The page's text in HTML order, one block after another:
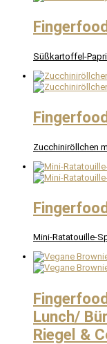
Fingerfood
Süßkartoffel-
Fingerfood
Zucchiniröllchen
Mini-Ratatouille-
Lunch/
Riegel &